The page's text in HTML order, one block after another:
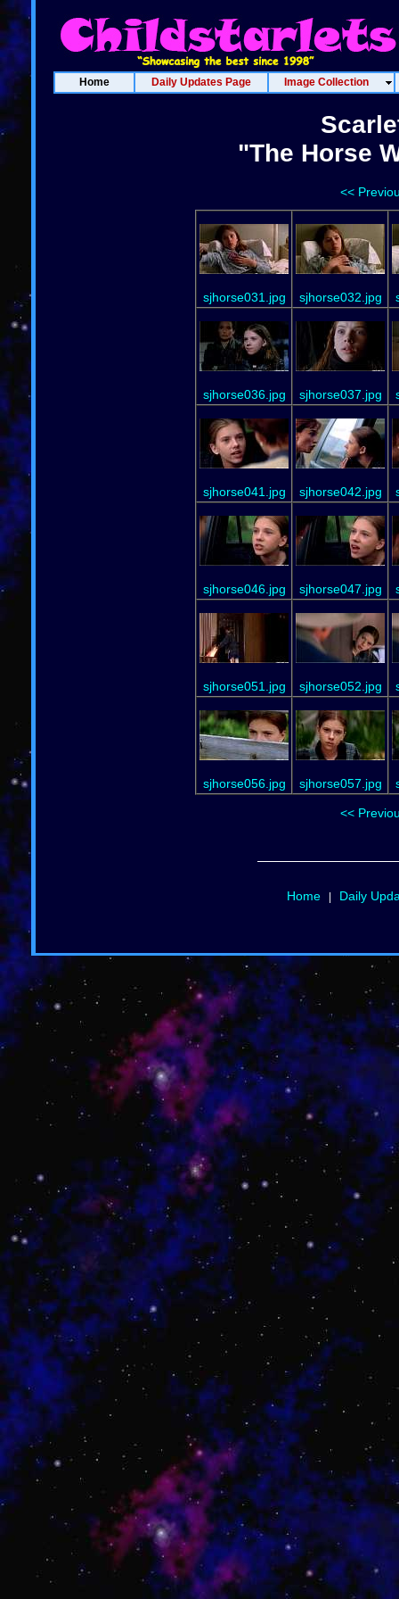
Home Daily Updates Page Image Collection
"The Horse
<<
sjhorse031.jpg sjhorse032.jpg
sjhorse036.jpg sjhorse037.jpg
sjhorse041.jpg sjhorse042.jpg
sjhorse046.jpg sjhorse047.jpg
sjhorse051.jpg sjhorse052.jpg
sjhorse056.jpg sjhorse057.jpg
<<
Home| Daily